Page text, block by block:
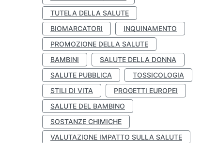
TUTELA DELLA SALUTE
BIOMARCATORI
INQUINAMENTO
PROMOZIONE DELLA SALUTE
BAMBINI
SALUTE DELLA DONNA
SALUTE PUBBLICA
TOSSICOLOGIA
STILI DI VITA
PROGETTI EUROPEI
SALUTE DEL BAMBINO
SOSTANZE CHIMICHE
VALUTAZIONE IMPATTO SULLA SALUTE